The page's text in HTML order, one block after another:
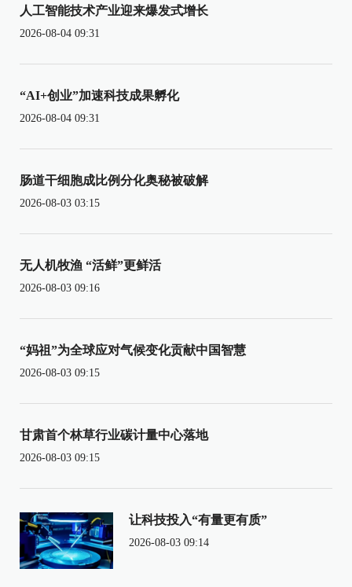
人工智能技术产业迎来爆发式增长
2026-08-04 09:31
“AI+创业”加速科技成果孵化
2026-08-04 09:31
肠道干细胞成比例分化奥秘被破解
2026-08-03 03:15
无人机牧渔 “活鲜”更鲜活
2026-08-03 09:16
“妈祖”为全球应对气候变化贡献中国智慧
2026-08-03 09:15
甘肃首个林草行业碳计量中心落地
2026-08-03 09:15
让科技投入“有量更有质”
2026-08-03 09:14